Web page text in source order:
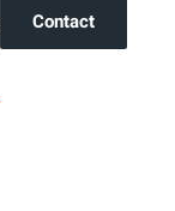
Contact